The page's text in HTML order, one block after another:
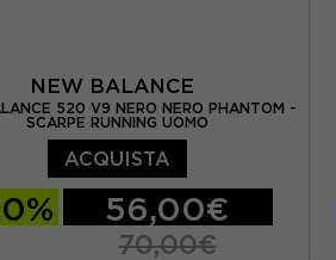
NEW BALANCE
520 V9 NERO NERO PHANTOM -
SCARPE RUNNING UOMO
ACQUISTA
56,00€
70,00€